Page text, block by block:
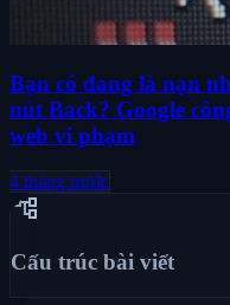
Bạn có đang là nạn
nút Back? Google
web vi phạm
4 tháng trước
account_tree
Cấu trúc bài viết